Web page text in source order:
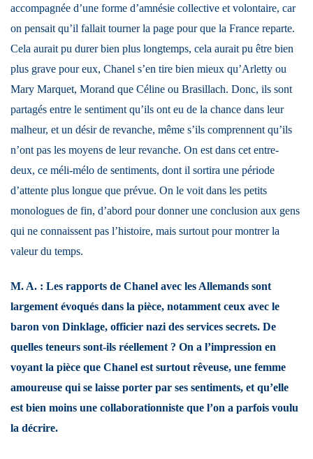
accompagnée d’une forme d’amnésie collective et volontaire, car
on pensait qu’il fallait tourner la page pour que la France reparte.
Cela aurait pu durer bien plus longtemps, cela aurait pu être bien
plus grave pour eux, Chanel s’en tire bien mieux qu’Arletty ou
Mary Marquet, Morand que Céline ou Brasillach. Donc, ils sont
partagés entre le sentiment qu’ils ont eu de la chance dans leur
malheur, et un désir de revanche, même s’ils comprennent qu’ils
n’ont pas les moyens de leur revanche. On est dans cet entre-
deux, ce méli-mélo de sentiments, dont il sortira une période
d’attente plus longue que prévue. On le voit dans les petits
monologues de fin, d’abord pour donner une conclusion aux gens
qui ne connaissent pas l’histoire, mais surtout pour montrer la
valeur du temps.
M. A. : Les rapports de Chanel avec les Allemands sont
largement évoqués dans la pièce, notamment ceux avec le
baron von Dinklage, officier nazi des services secrets. De
quelles teneurs sont-ils réellement ? On a l’impression en
voyant la pièce que Chanel est surtout rêveuse, une femme
amoureuse qui se laisse porter par ses sentiments, et qu’elle
est bien moins une collaborationniste que l’on a parfois voulu
la décrire.